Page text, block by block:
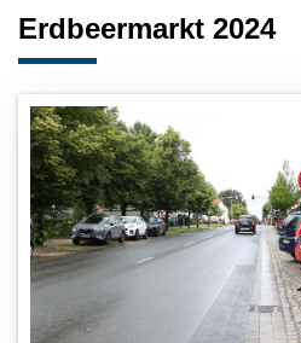
Erdbeermarkt 2024